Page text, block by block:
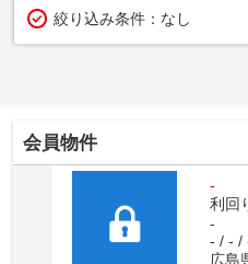
絞り込み条件： なし
会員物件
-
利回
-
- / - /
広島